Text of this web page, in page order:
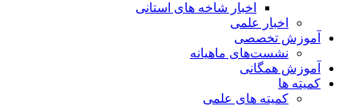
اخبار شاخه های استانی
اخبار علمی
آموزش تخصصی
نشست‌های ماهیانه
آموزش همگانی
کمیته ها
کمیته های علمی